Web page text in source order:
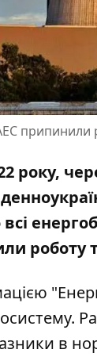
припинили
року,
всі
роботу
"
в